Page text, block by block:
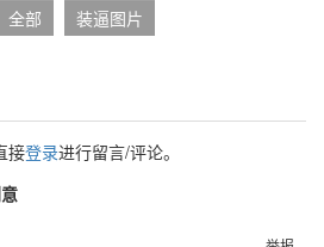
全部 装逼图片
接登录进行留言/评论。